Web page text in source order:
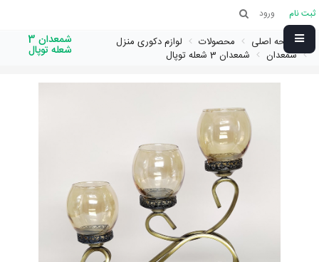
ثبت نام ورود
صفحه اصلی محصولات
لوازم دکوری منزل
شمعدان
شمعدان 3 شعله توپال
شمعدان 3
شعله توپال